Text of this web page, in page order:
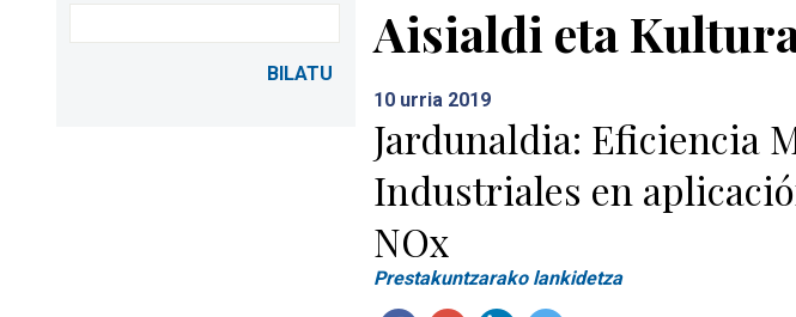
Aisialdi eta
10 urria 2019
Jardunaldia: Eficiencia
Industriales en
NOx
Prestakuntzarako lankidetza